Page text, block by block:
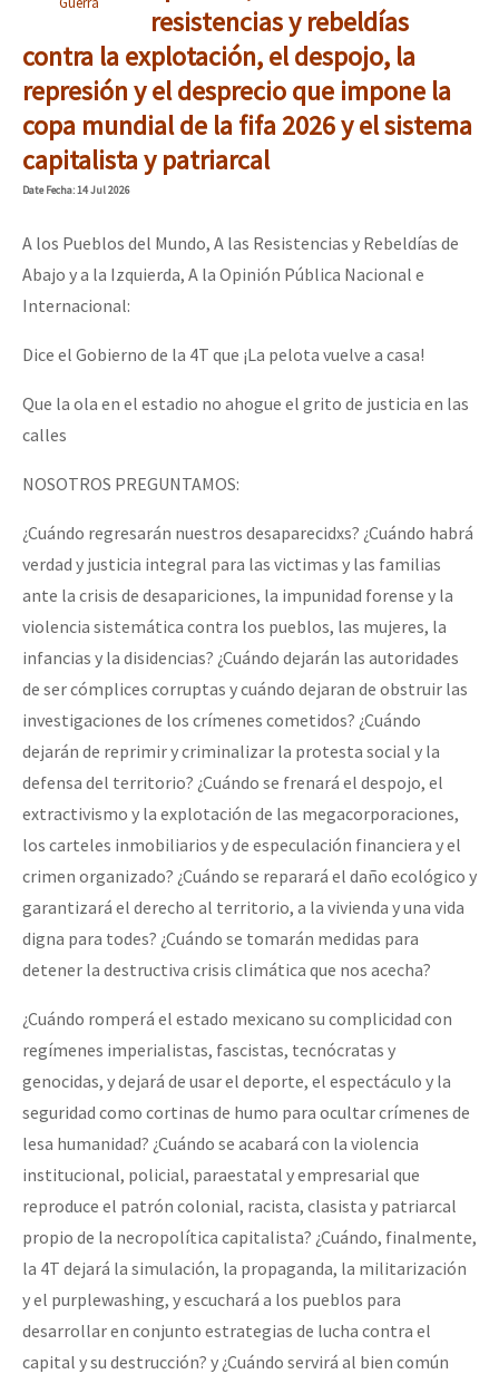
resistencias y rebeldías
contra la explotación, el despojo, la
represión y el desprecio que impone la
copa mundial de la fifa 2026 y el sistema
capitalista y patriarcal
DateFecha: 14 Jul 2026
A los Pueblos del Mundo, A las Resistencias y Rebeldías de
Abajo y a la Izquierda, A la Opinión Pública Nacional e
Internacional:
Dice el Gobierno de la 4T que ¡La pelota vuelve a casa!
Que la ola en el estadio no ahogue el grito de justicia en las
calles
NOSOTROS PREGUNTAMOS:
¿Cuándo regresarán nuestros desaparecidxs? ¿Cuándo habrá
verdad y justicia integral para las victimas y las familias
ante la crisis de desapariciones, la impunidad forense y la
violencia sistemática contra los pueblos, las mujeres, la
infancias y la disidencias? ¿Cuándo dejarán las autoridades
de ser cómplices corruptas y cuándo dejaran de obstruir las
investigaciones de los crímenes cometidos? ¿Cuándo
dejarán de reprimir y criminalizar la protesta social y la
defensa del territorio? ¿Cuándo se frenará el despojo, el
extractivismo y la explotación de las megacorporaciones,
los carteles inmobiliarios y de especulación financiera y el
crimen organizado? ¿Cuándo se reparará el daño ecológico y
garantizará el derecho al territorio, a la vivienda y una vida
digna para todes? ¿Cuándo se tomarán medidas para
detener la destructiva crisis climática que nos acecha?
¿Cuándo romperá el estado mexicano su complicidad con
regímenes imperialistas, fascistas, tecnócratas y
genocidas, y dejará de usar el deporte, el espectáculo y la
seguridad como cortinas de humo para ocultar crímenes de
lesa humanidad? ¿Cuándo se acabará con la violencia
institucional, policial, paraestatal y empresarial que
reproduce el patrón colonial, racista, clasista y patriarcal
propio de la necropolítica capitalista? ¿Cuándo, finalmente,
la 4T dejará la simulación, la propaganda, la militarización
y el purplewashing, y escuchará a los pueblos para
desarrollar en conjunto estrategias de lucha contra el
capital y su destrucción? y ¿Cuándo servirá al bien común